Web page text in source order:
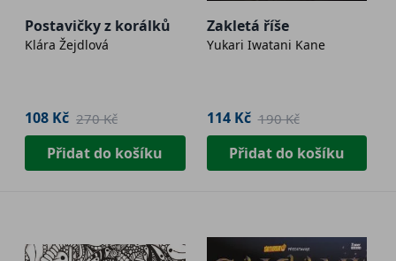
Postavičky z korálků
Klára Žejdlová
108 Kč 270 Kč
Přidat do košíku
Zakletá říše
Yukari Iwatani Kane
114 Kč 190 Kč
Přidat do košíku